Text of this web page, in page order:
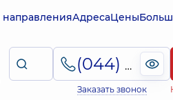
АдресаЦены
(044) 495-2-888
Заказать звонок